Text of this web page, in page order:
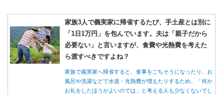
家族3人で義実家に帰省するたび、手土産とは別に
「1日1万円」を包んでいます。夫は「親子だから
必要ない」と言いますが、食費や光熱費を考えた
ら渡すべきですよね？
家族で義実家へ帰省すると、食事をごちそうになったり、お
風呂や洗濯などで水道・光熱費が増えたりするため、「何か
お礼をしたほうがよいのでは」と考える人も少なくないでし